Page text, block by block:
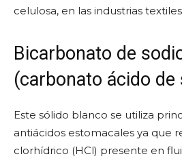
celulosa, en las industrias
Bicarbonato de
(carbonato ácido de
Este sólido blanco se utiliza
antiácidos estomacales ya que
clorhídrico (HCl) presente en